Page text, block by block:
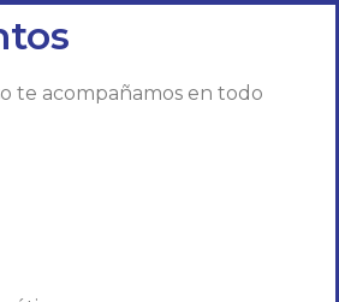
te acompañamos en todo